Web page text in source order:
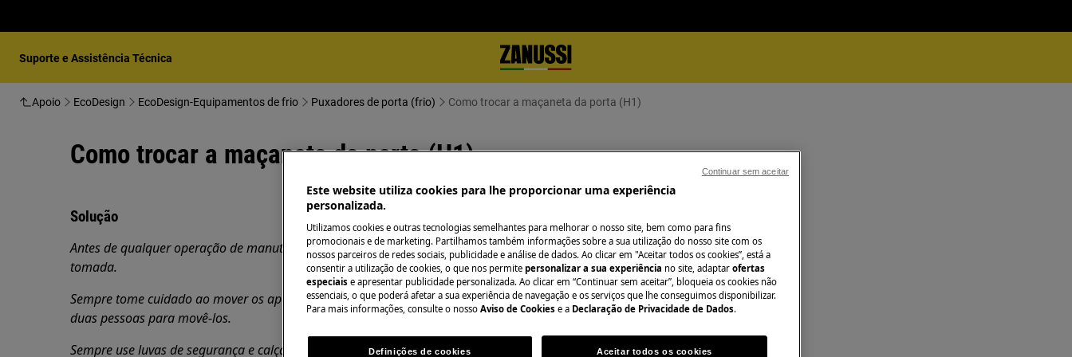
Suporte e Assistência Técnica
Apoio EcoDesign EcoDesign-Equipamentos de frio Puxadores de porta (frio) Como trocar a maçaneta da porta (H1)
Como trocar a maçaneta da porta (H1)
Solução
Antes de qualquer operação de manutenção, desligue o aparelho e retire a ficha da
tomada.
Sempre tome cuidado ao mover os aparelhos, para os aparelhos pesados são necessárias
duas pessoas para movê-los.
Sempre use luvas de segurança e calçados fechados.
Este website utiliza cookies para lhe proporcionar uma experiência
personalizada.
Utilizamos cookies e outras tecnologias semelhantes para melhorar o nosso site, bem como para fins
promocionais e de marketing. Partilhamos também informações sobre a sua utilização do nosso site com os
nossos parceiros de redes sociais, publicidade e análise de dados. Ao clicar em "Aceitar todos os cookies”, está a
consentir a utilização de cookies, o que nos permite personalizar a sua experiência no site, adaptar ofertas
especiais e apresentar publicidade personalizada. Ao clicar em “Continuar sem aceitar”, bloqueia os cookies não
essenciais, o que poderá afetar a sua experiência de navegação e os serviços que lhe conseguimos disponibilizar.
Para mais informações, consulte o nosso Aviso de Cookies e a Declaração de Privacidade de Dados.
Definições de cookies Aceitar todos os cookies
Continuar sem aceitar